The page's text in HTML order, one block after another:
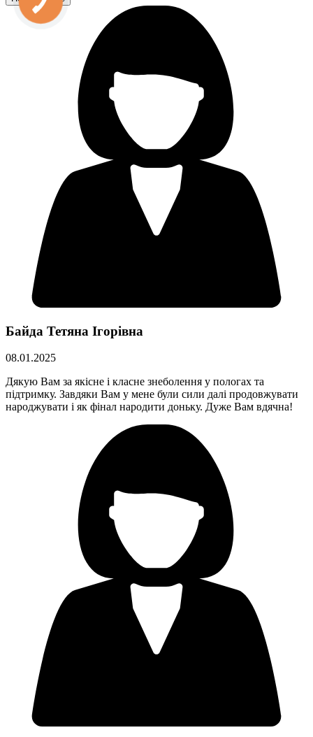
Байда Тетяна Ігорівна
08.01.2025
Дякую Вам за якісне і класне знеболення у пологах та
підтримку. Завдяки Вам у мене були сили далі продовжувати
народжувати і як фінал народити доньку. Дуже Вам вдячна!